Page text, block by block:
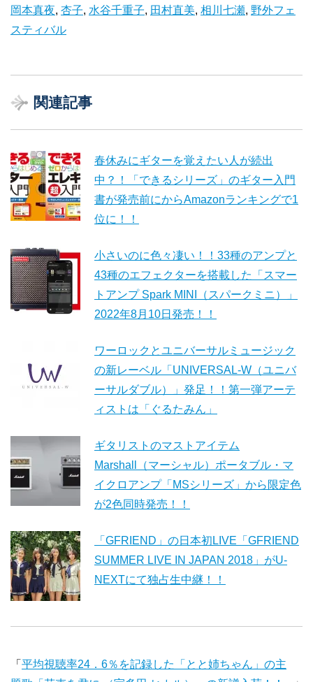
岡本真夜, 杏子, 水谷千重子, 田村直美, 相川七瀬, 野外フェ
スティバル
関連記事
春休みにギターを覚えたい人が続出
中？！「できるシリーズ」のギター入門
書が発売前にからAmazonランキングで1
位に！！
小さいのに色々凄い！！33種のアンプと
43種のエフェクターを搭載した「スマー
トアンプ Spark MINI（スパークミニ）」
2022年8月10日発売！！
ワーロックとユニバーサルミュージック
の新レーベル「UNIVERSAL-W（ユニバ
ーサルダブル）」発足！！第一弾アーテ
ィストは「ぐるたみん」
ギタリストのマストアイテム
Marshall（マーシャル）ポータブル・マ
イクロアンプ「MSシリーズ」から限定色
が2色同時発売！！
「GFRIEND」の日本初LIVE「GFRIEND
SUMMER LIVE IN JAPAN 2018」がU-
NEXTにて独占生中継！！
「 平均視聴率24．6％を記録した「とと姉ちゃん」の主